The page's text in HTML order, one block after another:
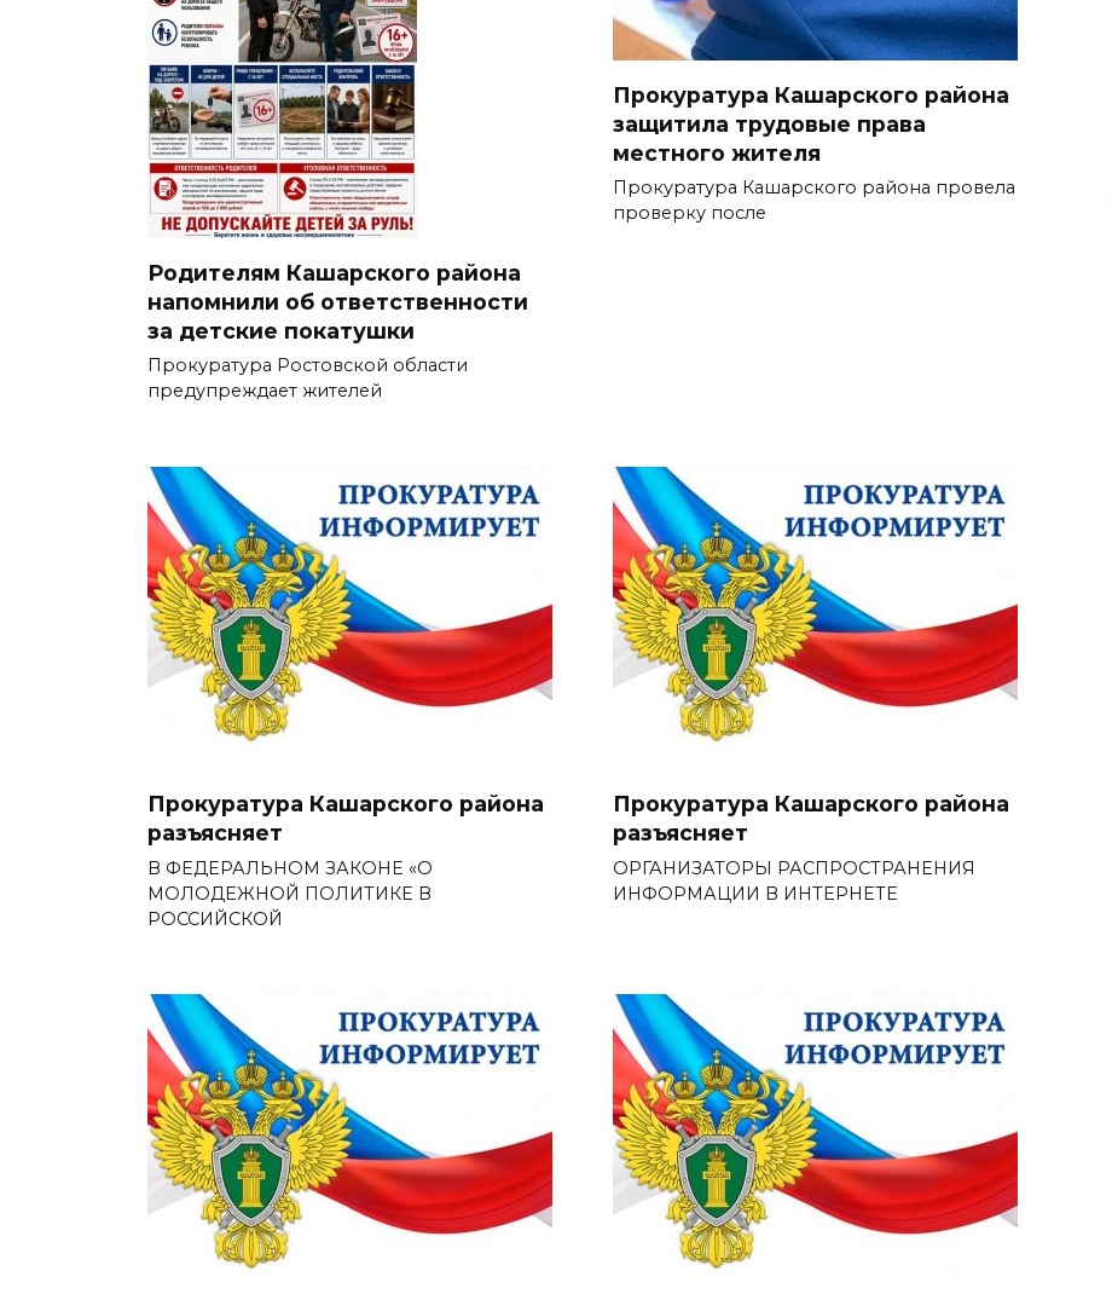
Родителям Кашарского района
напомнили об ответственности
за детские покатушки
Прокуратура Ростовской области
предупреждает жителей
Прокуратура Кашарского района
защитила трудовые права
местного жителя
Прокуратура Кашарского района провела
проверку после
Прокуратура Кашарского района
разъясняет
В ФЕДЕРАЛЬНОМ ЗАКОНЕ «О
МОЛОДЕЖНОЙ ПОЛИТИКЕ В
РОССИЙСКОЙ
Прокуратура Кашарского района
разъясняет
ОРГАНИЗАТОРЫ РАСПРОСТРАНЕНИЯ
ИНФОРМАЦИИ В ИНТЕРНЕТЕ